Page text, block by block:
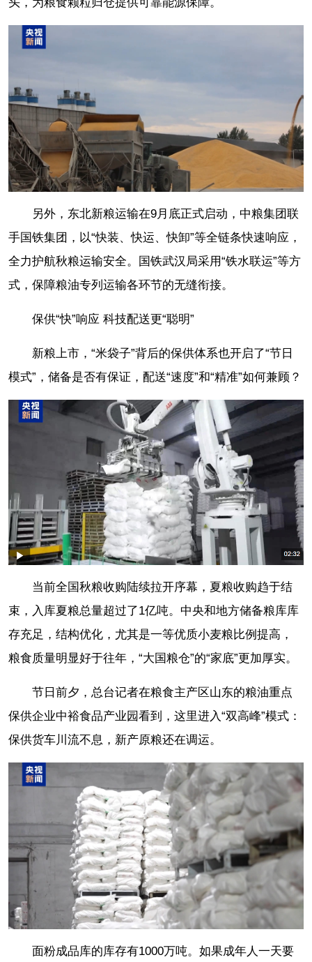
头，为粮食颗粒归仓提供可靠能源保障。
另外，东北新粮运输在9月底正式启动，中粮集团联
手国铁集团，以“快装、快运、快卸”等全链条快速响应，
全力护航秋粮运输安全。国铁武汉局采用“铁水联运”等方
式，保障粮油专列运输各环节的无缝衔接。
保供“快”响应 科技配送更“聪明”
新粮上市，“米袋子”背后的保供体系也开启了“节日
模式”，储备是否有保证，配送“速度”和“精准”如何兼顾？
当前全国秋粮收购陆续拉开序幕，夏粮收购趋于结
束，入库夏粮总量超过了1亿吨。中央和地方储备粮库库
存充足，结构优化，尤其是一等优质小麦粮比例提高，
粮食质量明显好于往年，“大国粮仓”的“家底”更加厚实。
节日前夕，总台记者在粮食主产区山东的粮油重点
保供企业中裕食品产业园看到，这里进入“双高峰”模式：
保供货车川流不息，新产原粮还在调运。
面粉成品库的库存有1000万吨。如果成年人一天要